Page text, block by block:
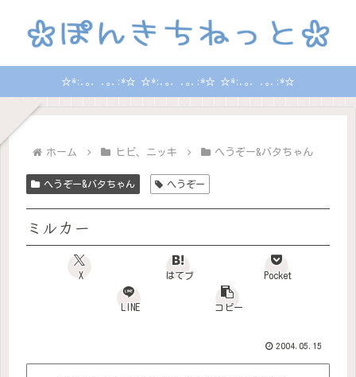
☆*:.｡. .｡.:*☆ ☆*:.｡. .｡.:*☆ ☆*:.｡. .｡.:*☆
ホーム ヒビ、ニッキ へうぞー&バタちゃん
へうぞー&バタちゃん へうぞー
ミルカー
X はてブ Pocket
LINE コピー
2004.05.15